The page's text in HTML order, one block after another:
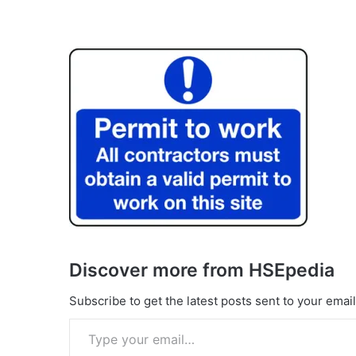
Discover more from HSEpedia
Subscribe to get the latest posts sent to your
Type your email…